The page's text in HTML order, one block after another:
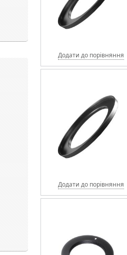
Додати до порівняння
Додати до порівняння